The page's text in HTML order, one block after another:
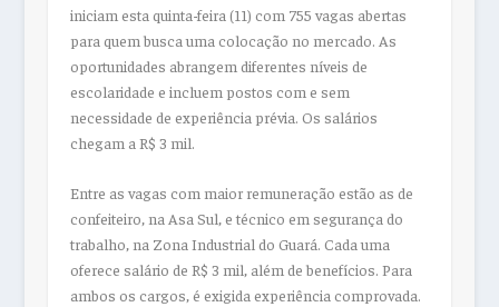
iniciam esta quinta-feira (11) com 755 vagas abertas
para quem busca uma colocação no mercado. As
oportunidades abrangem diferentes níveis de
escolaridade e incluem postos com e sem
necessidade de experiência prévia. Os salários
chegam a R$ 3 mil.
Entre as vagas com maior remuneração estão as de
confeiteiro, na Asa Sul, e técnico em segurança do
trabalho, na Zona Industrial do Guará. Cada uma
oferece salário de R$ 3 mil, além de benefícios. Para
ambos os cargos, é exigida experiência comprovada.